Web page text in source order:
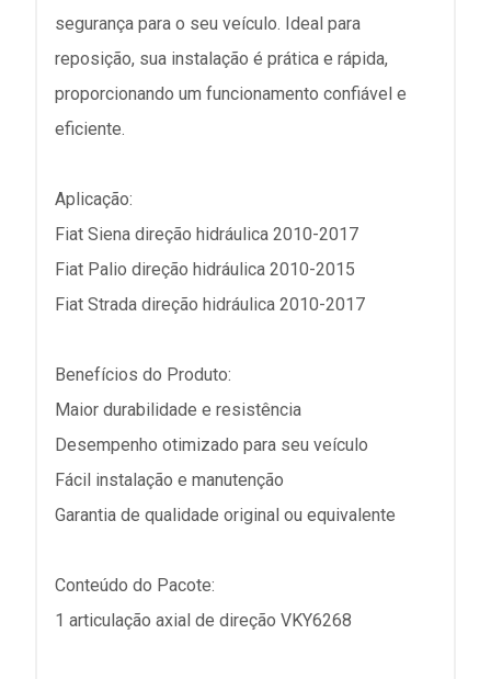
segurança para o seu veículo. Ideal para
reposição, sua instalação é prática e rápida,
proporcionando um funcionamento confiável e
eficiente.
Aplicação:
Fiat Siena direção hidráulica 2010-2017
Fiat Palio direção hidráulica 2010-2015
Fiat Strada direção hidráulica 2010-2017
Benefícios do Produto:
Maior durabilidade e resistência
Desempenho otimizado para seu veículo
Fácil instalação e manutenção
Garantia de qualidade original ou equivalente
Conteúdo do Pacote:
1 articulação axial de direção VKY6268